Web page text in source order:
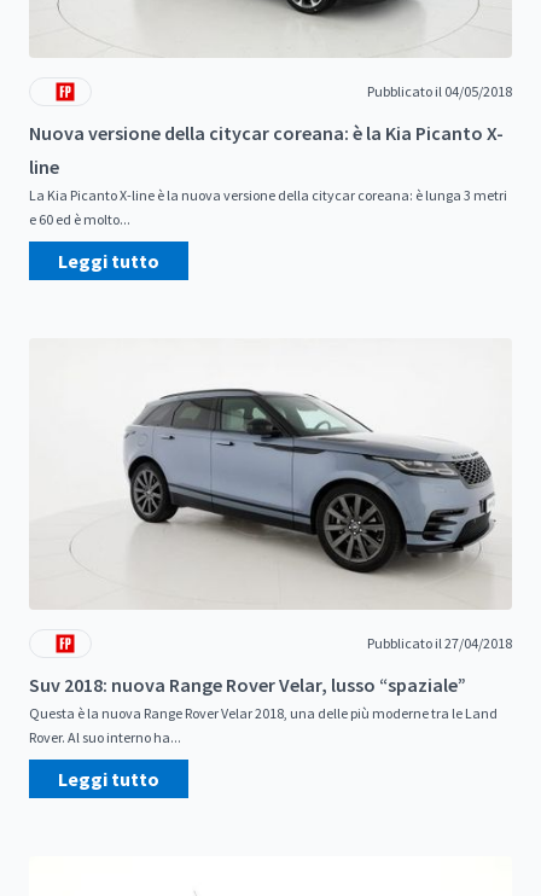
Pubblicato il 04/05/2018
Nuova versione della citycar coreana: è la Kia Picanto X-
line
La Kia Picanto X-line è la nuova versione della citycar coreana: è lunga 3 metri
e 60 ed è molto...
Leggi tutto
Pubblicato il 27/04/2018
Suv 2018: nuova Range Rover Velar, lusso “spaziale”
Questa è la nuova Range Rover Velar 2018, una delle più moderne tra le Land
Rover. Al suo interno ha...
Leggi tutto